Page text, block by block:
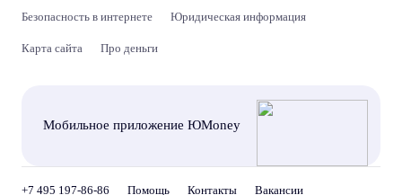
Безопасность в интернете Юридическая информация
Карта сайта Про деньги
Мобильное приложение ЮMoney
+7 495 197-86-86 Помощь Контакты Вакансии